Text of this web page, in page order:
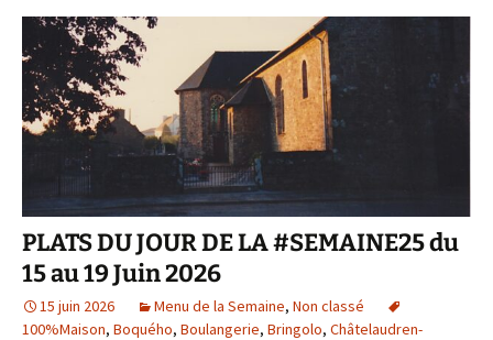
PLATS DU JOUR DE LA #SEMAINE25 du
15 au 19 Juin 2026
15 juin 2026 Menu de la Semaine, Non classé
100%Maison, Boquého, Boulangerie, Bringolo, Châtelaudren-